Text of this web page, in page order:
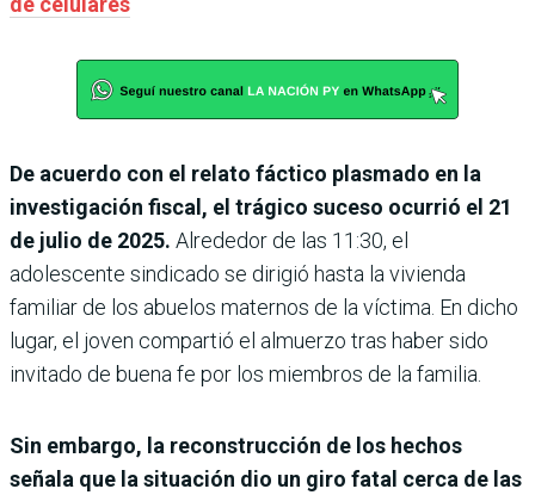
De acuerdo con el relato fáctico plasmado en la
investigación fiscal, el trágico suceso ocurrió el 21
de julio de 2025. Alrededor de las 11:30, el
adolescente sindicado se dirigió hasta la vivienda
familiar de los abuelos maternos de la víctima. En dicho
lugar, el joven compartió el almuerzo tras haber sido
invitado de buena fe por los miembros de la familia.
Sin embargo, la reconstrucción de los hechos
señala que la situación dio un giro fatal cerca de las